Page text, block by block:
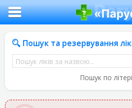
Пошук та резервування
Пошук
ліків
назвою
Пошук по літері